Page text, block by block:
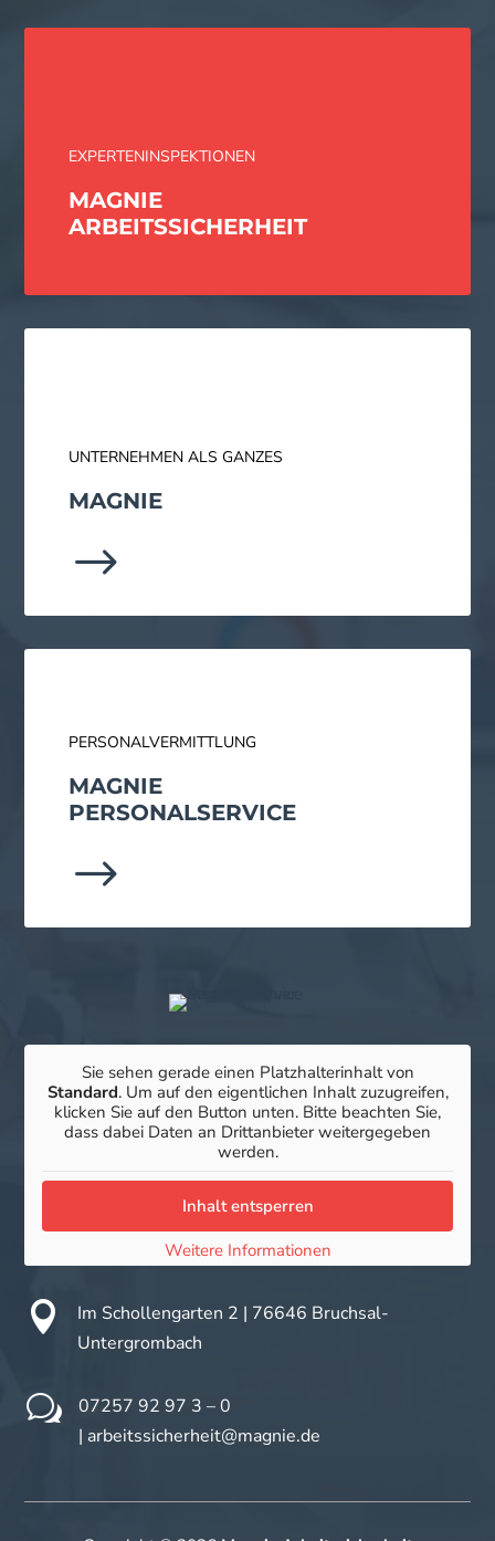
EXPERTENINSPEKTIONEN
MAGNIE
ARBEITS­SICHERHEIT
UNTERNEHMEN ALS GANZES
MAGNIE
$
PERSONALVERMITTLUNG
MAGNIE
PERSONAL­SERVICE
$
Sie sehen gerade einen Platzhalterinhalt von
Standard. Um auf den eigentlichen Inhalt zuzugreifen,
klicken Sie auf den Button unten. Bitte beachten Sie,
dass dabei Daten an Drittanbieter weitergegeben
werden.
Inhalt entsperren
Weitere Informationen
 Im Schollengarten 2 | 76646 Bruchsal-
Untergrombach
w
07257 92 97 3 – 0
| arbeitssicherheit@magnie.de